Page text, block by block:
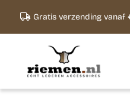
Gratis verzending vanaf